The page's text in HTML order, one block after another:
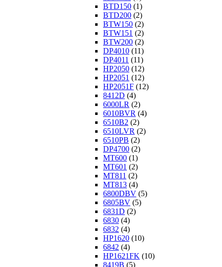
BTD150 (1)
BTD200 (2)
BTW150 (2)
BTW151 (2)
BTW200 (2)
DP4010 (11)
DP4011 (11)
HP2050 (12)
HP2051 (12)
HP2051F (12)
8412D (4)
6000LR (2)
6010BVR (4)
6510B2 (2)
6510LVR (2)
6510PB (2)
DP4700 (2)
MT600 (1)
MT601 (2)
MT811 (2)
MT813 (4)
6800DBV (5)
6805BV (5)
6831D (2)
6830 (4)
6832 (4)
HP1620 (10)
6842 (4)
HP1621FK (10)
8419B (5)